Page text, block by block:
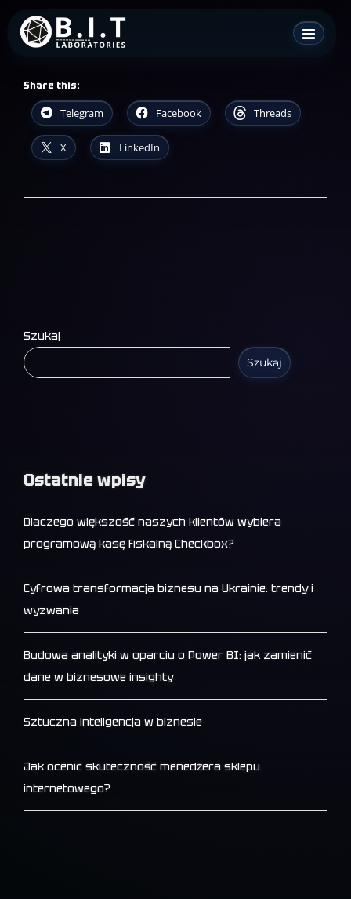
Share this:
Telegram Facebook Threads
X LinkedIn
Szukaj
Szukaj
Ostatnie wpisy
Dlaczego większość naszych klientów wybiera
programową kasę fiskalną Checkbox?
Cyfrowa transformacja biznesu na Ukrainie: trendy i
wyzwania
Budowa analityki w oparciu o Power BI: jak zamienić
dane w biznesowe insighty
Sztuczna inteligencja w biznesie
Jak ocenić skuteczność menedżera sklepu
internetowego?